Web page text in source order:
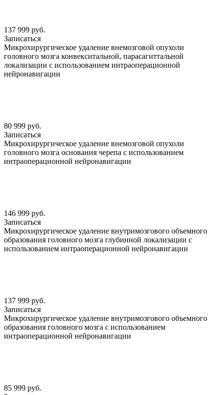
137 999 руб.
Записаться
Микрохирургическое удаление внемозговой опухоли
головного мозга конвекситальной, парасагиттальной
локализации с использованием интраоперационной
нейронавигации
80 999 руб.
Записаться
Микрохирургическое удаление внемозговой опухоли
головного мозга основания черепа с использованием
интраоперационной нейронавигации
146 999 руб.
Записаться
Микрохирургическое удаление внутримозгового объемного
образования головного мозга глубинной локализации с
использованием интраоперационной нейронавигации
137 999 руб.
Записаться
Микрохирургическое удаление внутримозгового объемного
образования головного мозга с использованием
интраоперационной нейронавигации
85 999 руб.